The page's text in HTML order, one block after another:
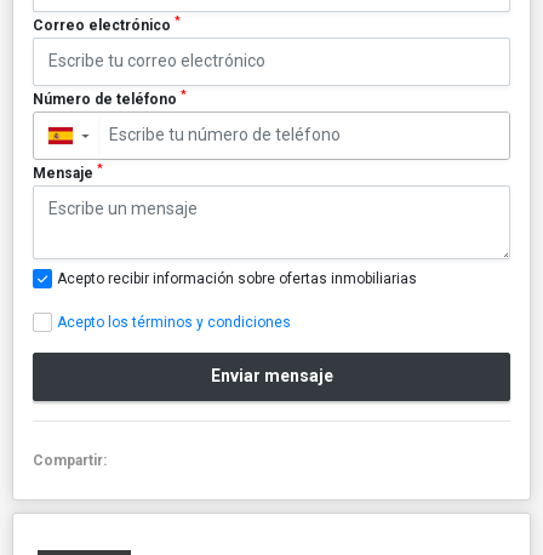
Correo electrónico *
Número de teléfono *
▼
Mensaje *
Acepto recibir información sobre ofertas inmobiliarias
Acepto los términos y condiciones
Enviar mensaje
Compartir: